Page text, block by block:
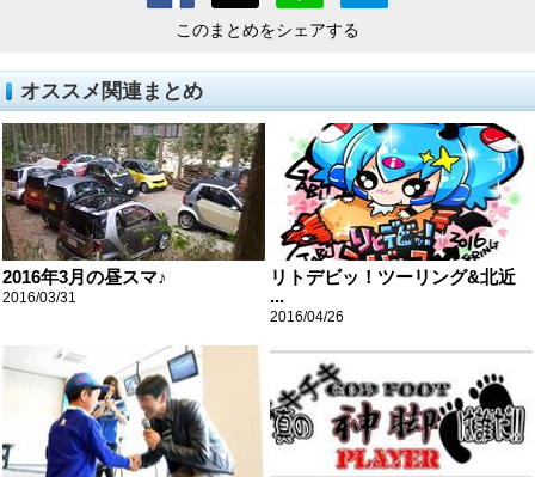
このまとめをシェアする
オススメ関連まとめ
2016年3月の昼スマ♪
2016/03/31
リトデビッ！ツーリング&北近
...
2016/04/26